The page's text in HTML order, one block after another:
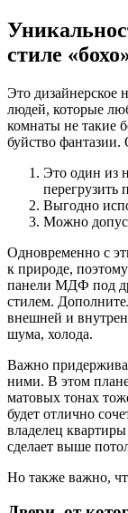
стиле
Это дизайнерское
людей, которые
комнаты не такие
буйство фантазии.
Это один из
перегрузить
Выгодно
Можно
Одновременно с
к природе, поэтому
панели МДФ под
стилем.
внешней и
шума, холода.
Важно
ними. В этом
матовых тонах
будет отлично
владелец
сделает выше
Но также важно,